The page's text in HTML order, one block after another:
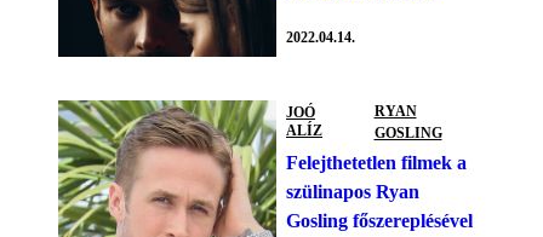
2022.04.14.
JOÓ
ALÍZ
RYAN
GOSLING
Felejthetetlen filmek a
szülinapos Ryan
Gosling főszereplésével